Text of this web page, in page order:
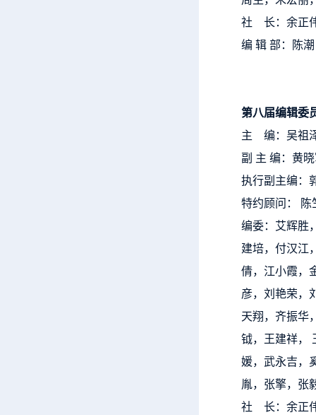
社 长：余正
编 辑 部：陈
第八届编辑委
主 编：吴祖
副 主 编：黄
执行副主编：
特约顾问：
编委：艾辉胜
建培，付汉江
倩，江小霞，
彦，刘艳荣，
天翔，齐振华
钺，王建祥，
媛，武永吉，
胤，张擎，张
社 长：余正